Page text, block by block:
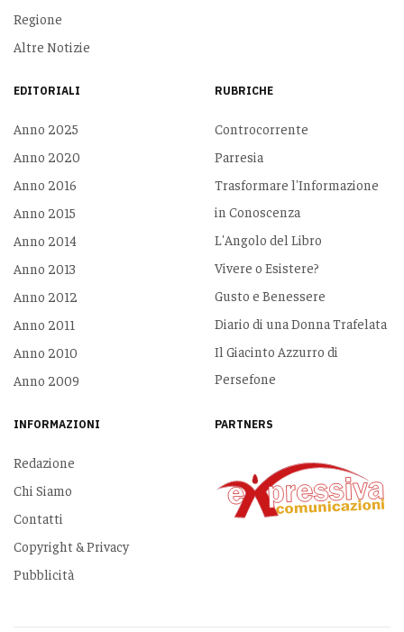
Regione
Altre Notizie
EDITORIALI
Anno 2025
Anno 2020
Anno 2016
Anno 2015
Anno 2014
Anno 2013
Anno 2012
Anno 2011
Anno 2010
Anno 2009
RUBRICHE
Controcorrente
Parresia
Trasformare l'Informazione
in Conoscenza
L'Angolo del Libro
Vivere o Esistere?
Gusto e Benessere
Diario di una Donna Trafelata
Il Giacinto Azzurro di
Persefone
INFORMAZIONI
Redazione
Chi Siamo
Contatti
Copyright & Privacy
Pubblicità
PARTNERS